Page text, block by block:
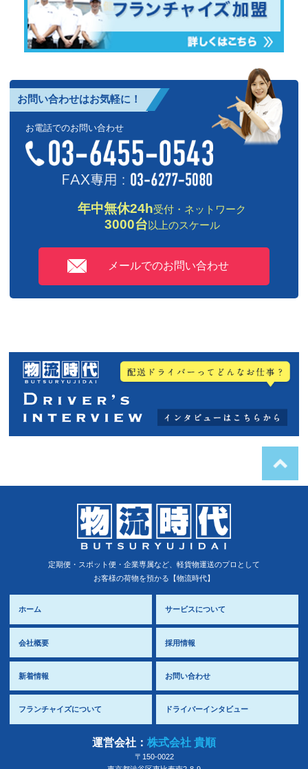
お問い合わせはお気軽に！
お電話でのお問い合わせ
年中無休24h受付・ネットワーク
3000台以上のスケール
メールでのお問い合わせ
定期便・スポット便・企業専属など、軽貨物運送のプロとして
お客様の荷物を預かる【物流時代】
ホーム サービスについて
会社概要 採用情報
新着情報 お問い合わせ
フランチャイズについて ドライバーインタビュー
運営会社： 株式会社 貴順
〒150-0022